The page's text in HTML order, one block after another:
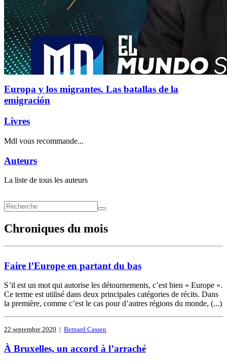
Europa y los migrantes. Las batallas de la
emigración
Livres
Mdl vous recommande...
Auteurs
La liste de tous les auteurs
Chroniques du mois
Faire l’Europe en partant du bas
S’il est un mot qui autorise les détournements, c’est bien « Europe ».
Ce terme est utilisé dans deux principales catégories de récits. Dans
la première, comme c’est le cas pour d’autres régions du monde, (...)
22 septembre 2020 | Bernard Cassen
À Bruxelles, un accord à l’arraché